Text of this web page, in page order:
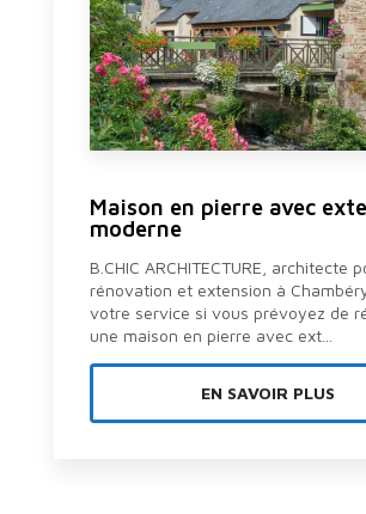
Maison en pierre avec
moderne
B.CHIC ARCHITECTURE, architecte
rénovation et extension à
votre service si vous prévoyez de
une maison en pierre avec ext...
EN SAVOIR PLUS